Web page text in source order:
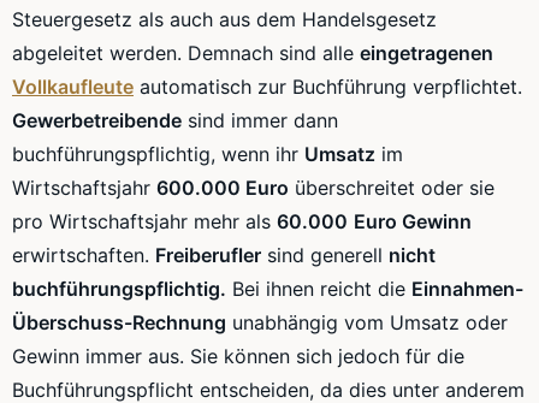
Steuergesetz als auch aus dem Handelsgesetz
abgeleitet werden. Demnach sind alle eingetragenen
Vollkaufleute automatisch zur Buchführung verpflichtet.
Gewerbetreibende sind immer dann
buchführungspflichtig, wenn ihr Umsatz im
Wirtschaftsjahr 600.000 Euro überschreitet oder sie
pro Wirtschaftsjahr mehr als 60.000 Euro Gewinn
erwirtschaften. Freiberufler sind generell nicht
buchführungspflichtig. Bei ihnen reicht die Einnahmen-
Überschuss-Rechnung unabhängig vom Umsatz oder
Gewinn immer aus. Sie können sich jedoch für die
Buchführungspflicht entscheiden, da dies unter anderem